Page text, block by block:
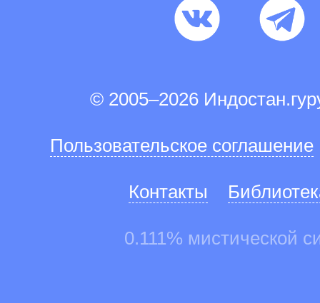
© 2005–2026
Пользовательское соглашение
Контакты
0.111% мистической